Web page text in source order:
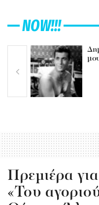
NOW!!!
Πρεμιέρα
«Του